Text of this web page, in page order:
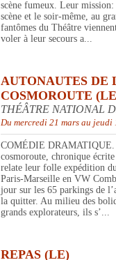
scène fumeux. Leur
scène et le soir-même, au
fantômes du Théâtre
voler à leur secours a...
AUTONAUTES DE
COSMOROUTE
THÉÂTRE NATIONAL
Du mercredi 21 mars au
COMÉDIE DRAMATIQUE.
cosmoroute, chronique écrite
relate leur folle expédition
Paris-Marseille en VW
jour sur les 65 parkings de
la quitter. Au milieu des
grands explorateurs, ils s’...
REPAS (LE)